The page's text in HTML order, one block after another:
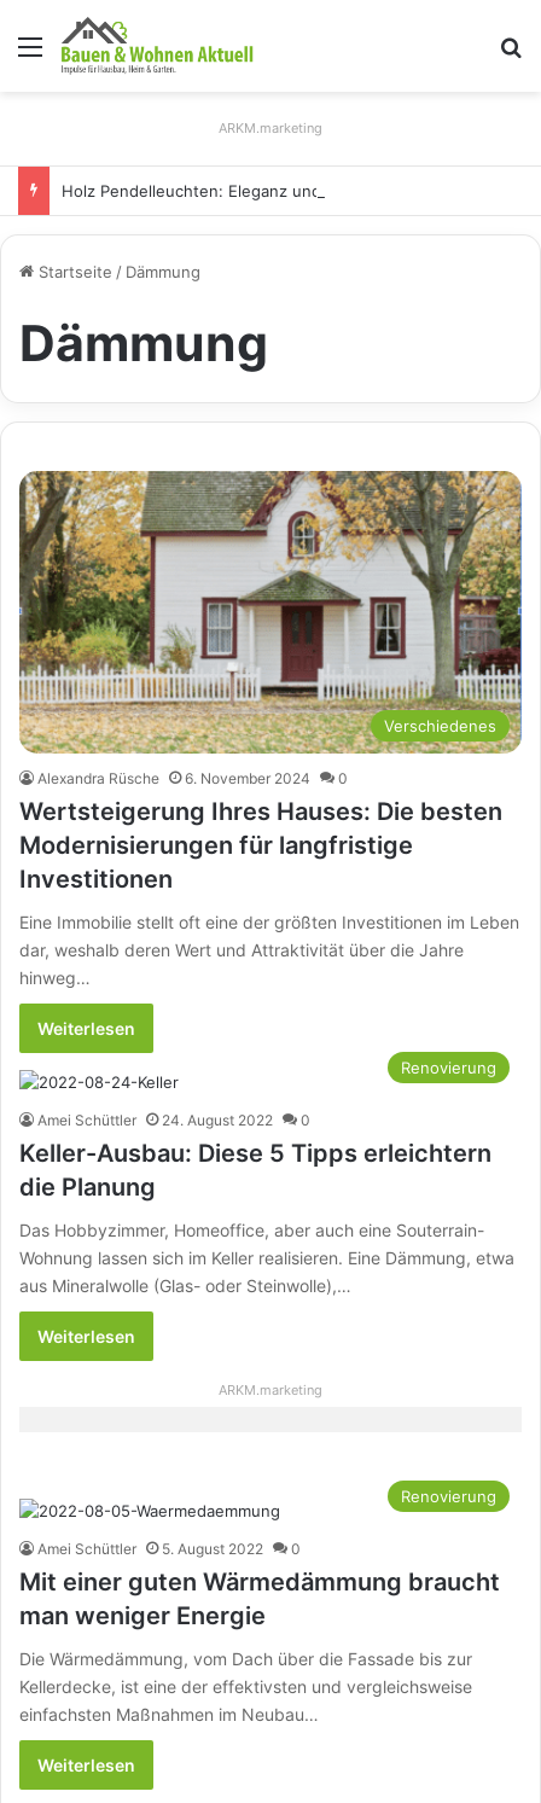
Menü
ARKM.marketing
Startseite / Dämmung
Dämmung
Verschiedenes
Alexandra Rüsche 6. November 2024 0
Wertsteigerung Ihres Hauses: Die besten
Modernisierungen für langfristige
Investitionen
Eine Immobilie stellt oft eine der größten Investitionen im Leben
dar, weshalb deren Wert und Attraktivität über die Jahre
hinweg…
Weiterlesen
Renovierung
Amei Schüttler 24. August 2022 0
Keller-Ausbau: Diese 5 Tipps erleichtern
die Planung
Das Hobbyzimmer, Homeoffice, aber auch eine Souterrain-
Wohnung lassen sich im Keller realisieren. Eine Dämmung, etwa
aus Mineralwolle (Glas- oder Steinwolle),…
Weiterlesen
ARKM.marketing
Renovierung
Amei Schüttler 5. August 2022 0
Mit einer guten Wärmedämmung braucht
man weniger Energie
Die Wärmedämmung, vom Dach über die Fassade bis zur
Kellerdecke, ist eine der effektivsten und vergleichsweise
einfachsten Maßnahmen im Neubau…
Weiterlesen